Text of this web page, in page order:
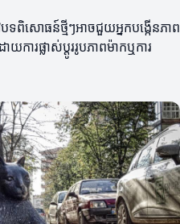
ទពិសោធន៍ថ្មីៗអាចជួយអ្នកបង្កើនភាព
ការផ្លាស់ប្តូររូបភាពម៉ាកឬការ